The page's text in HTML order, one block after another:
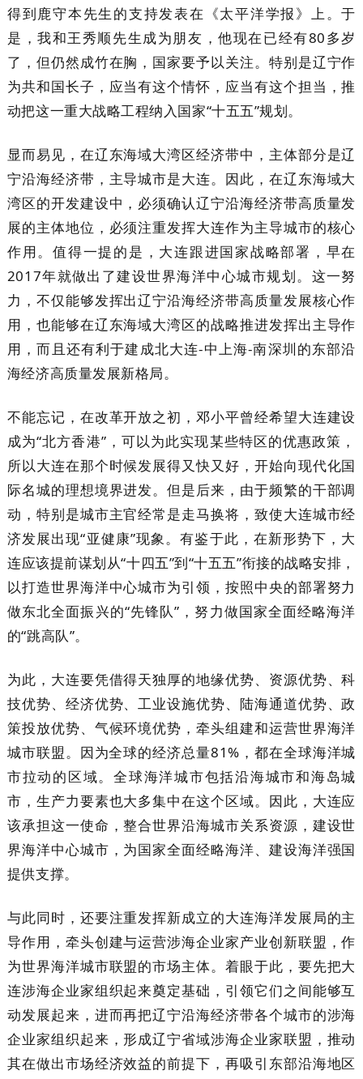
得到鹿守本先生的支持发表在《太平洋学报》上。于
是，我和王秀顺先生成为朋友，他现在已经有80多岁
了，但仍然成竹在胸，国家要予以关注。特别是辽宁作
为共和国长子，应当有这个情怀，应当有这个担当，推
动把这一重大战略工程纳入国家“十五五”规划。
显而易见，在辽东海域大湾区经济带中，主体部分是辽
宁沿海经济带，主导城市是大连。因此，在辽东海域大
湾区的开发建设中，必须确认辽宁沿海经济带高质量发
展的主体地位，必须注重发挥大连作为主导城市的核心
作用。值得一提的是，大连跟进国家战略部署，早在
2017年就做出了建设世界海洋中心城市规划。这一努
力，不仅能够发挥出辽宁沿海经济带高质量发展核心作
用，也能够在辽东海域大湾区的战略推进发挥出主导作
用，而且还有利于建成北大连-中上海-南深圳的东部沿
海经济高质量发展新格局。
不能忘记，在改革开放之初，邓小平曾经希望大连建设
成为“北方香港”，可以为此实现某些特区的优惠政策，
所以大连在那个时候发展得又快又好，开始向现代化国
际名城的理想境界进发。但是后来，由于频繁的干部调
动，特别是城市主官经常是走马换将，致使大连城市经
济发展出现“亚健康”现象。有鉴于此，在新形势下，大
连应该提前谋划从“十四五”到“十五五”衔接的战略安排，
以打造世界海洋中心城市为引领，按照中央的部署努力
做东北全面振兴的“先锋队”，努力做国家全面经略海洋
的“跳高队”。
为此，大连要凭借得天独厚的地缘优势、资源优势、科
技优势、经济优势、工业设施优势、陆海通道优势、政
策投放优势、气候环境优势，牵头组建和运营世界海洋
城市联盟。因为全球的经济总量81%，都在全球海洋城
市拉动的区域。全球海洋城市包括沿海城市和海岛城
市，生产力要素也大多集中在这个区域。因此，大连应
该承担这一使命，整合世界沿海城市关系资源，建设世
界海洋中心城市，为国家全面经略海洋、建设海洋强国
提供支撑。
与此同时，还要注重发挥新成立的大连海洋发展局的主
导作用，牵头创建与运营涉海企业家产业创新联盟，作
为世界海洋城市联盟的市场主体。着眼于此，要先把大
连涉海企业家组织起来奠定基础，引领它们之间能够互
动发展起来，进而再把辽宁沿海经济带各个城市的涉海
企业家组织起来，形成辽宁省域涉海企业家联盟，推动
其在做出市场经济效益的前提下，再吸引东部沿海地区